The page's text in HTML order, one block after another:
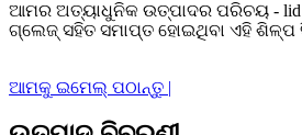
ଆମର ଅତ୍ୟାଧୁନିକ ଉତ୍ପାଦର ପରିଚୟ - lid
ଗ୍ଲେଜ୍ ସହିତ ସମାପ୍ତ ହୋଇଥିବା ଏହି ଶିଳ୍ପ
ଆମକୁ ଇମେଲ୍ ପଠାନ୍ତୁ |